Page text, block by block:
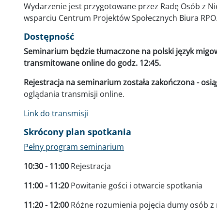
Wydarzenie jest przygotowane przez Radę Osób z
wsparciu Centrum Projektów Społecznych Biura
Dostępność
Seminarium będzie tłumaczone na polski język
transmitowane online do godz. 12:45.
Rejestracja na seminarium została zakończona -
oglądania transmisji online.
Link do transmisji
Skrócony plan spotkania
Pełny program seminarium
10:30 - 11:00 Rejestracja
11:00 - 11:20 Powitanie gości i otwarcie spotkania
11:20 - 12:00 Różne rozumienia pojęcia dumy osób